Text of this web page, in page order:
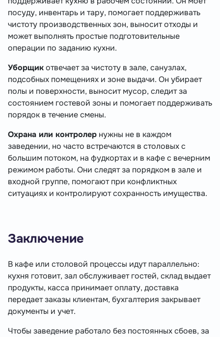
посуду, инвентарь и тару, помогает поддерживать
чистоту производственных зон, выносит отходы и
может выполнять простые подготовительные
операции по заданию кухни.
Уборщикотвечает за чистоту в зале, санузлах,
подсобных помещениях и зоне выдачи. Он убирает
полы и поверхности, выносит мусор, следит за
состоянием гостевой зоны и помогает поддерживать
порядок в течение смены.
Охрана или контролер нужны не в каждом
заведении, но часто встречаются в столовых с
большим потоком, на фудкортах и в кафе с вечерним
режимом работы. Они следят за порядком в зале и
входной группе, помогают при конфликтных
ситуациях и контролируют сохранность имущества.
Заключение
В кафе или столовой процессы идут параллельно:
кухня готовит, зал обслуживает гостей, склад выдает
продукты, касса принимает оплату, доставка
передает заказы клиентам, бухгалтерия закрывает
документы и учет.
Чтобы заведение работало без постоянных сбоев, за